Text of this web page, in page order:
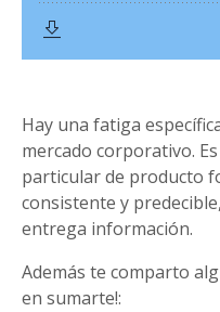
Hay una fatiga
mercado corporativo.
particular de producto
consistente y
entrega información.
Además te comparto
en sumarte!: